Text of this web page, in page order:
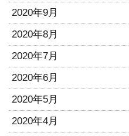
2020年9月
2020年8月
2020年7月
2020年6月
2020年5月
2020年4月